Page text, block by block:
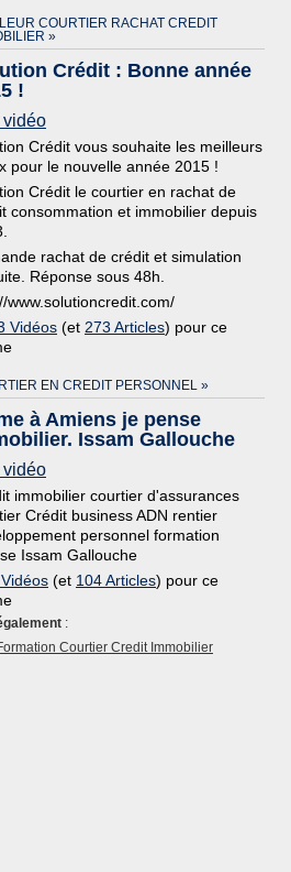
COURTIER RACHAT CREDIT
»
Crédit : Bonne année
!
vidéo
Crédit vous souhaite les meilleurs
pour le nouvelle année 2015 !
Crédit le courtier en rachat de
consommation et immobilier depuis
rachat de crédit et simulation
Réponse sous 48h.
www.solutioncredit.com/
Vidéos (et 273 Articles) pour ce
EN CREDIT PERSONNEL »
à Amiens je pense
Issam Gallouche
vidéo
immobilier courtier d'assurances
Crédit business ADN rentier
personnel formation
Issam Gallouche
(et 104 Articles) pour ce
:
Courtier Credit Immobilier